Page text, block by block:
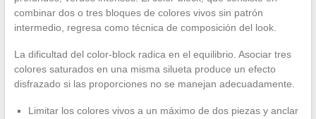
combinar dos o tres bloques de colores vivos sin patrón
intermedio, regresa como técnica de composición del look.
La dificultad del color-block radica en el equilibrio. Asociar tres
colores saturados en una misma silueta produce un efecto
disfrazado si las proporciones no se manejan adecuadamente.
Limitar los colores vivos a un máximo de dos piezas y anclar